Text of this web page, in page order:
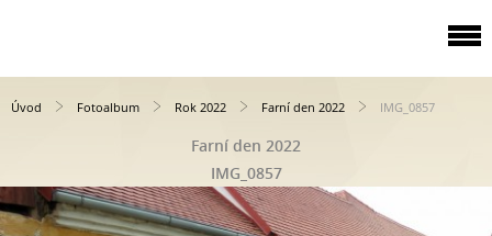
Úvod Fotoalbum Rok 2022 Farní den 2022 IMG_0857
Farní den 2022
IMG_0857